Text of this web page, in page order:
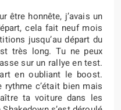
être honnête, j’avais un
cela fait neuf mois
jusqu’au départ du
très long. Tu ne peux
sur un rallye en test.
en oubliant le boost.
rythme c’était bien mais
ta voiture dans les